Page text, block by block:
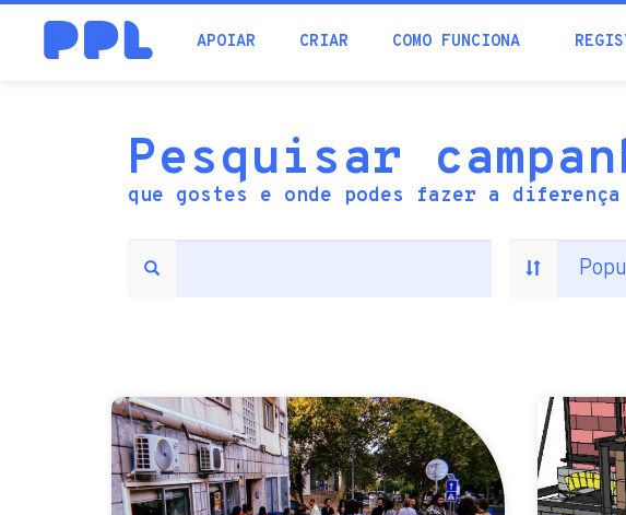
APOIAR CRIAR COMO FUNCIONA
procura
Pesquisar
que gostes e onde podes fazer a diferença